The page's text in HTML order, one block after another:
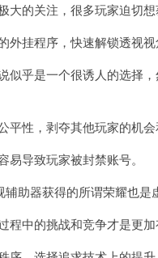
关注，很多玩家迫切想
挂程序，快速解锁透视视
乎是一个很诱人的选择
性，剥夺其他玩家的机会
导致玩家被封禁账号。
助器获得的所谓荣耀也是
中的挑战和竞争才是更加